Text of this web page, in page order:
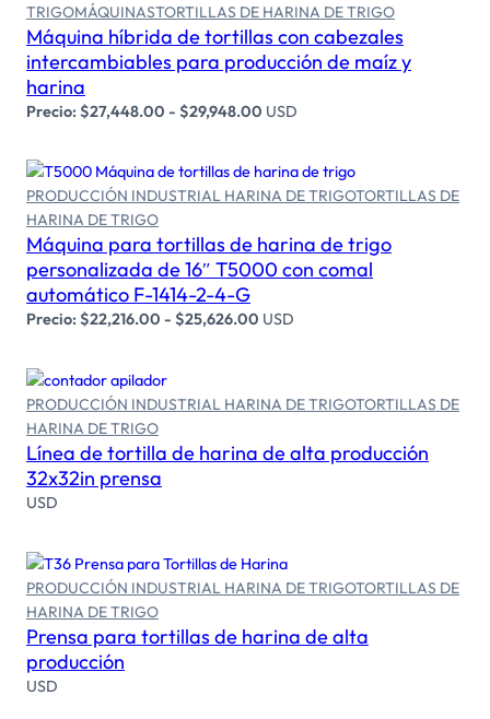
TRIGOMÁQUINASTORTILLAS DE HARINA DE TRIGO
Máquina híbrida de tortillas con cabezales
intercambiables para producción de maíz y
harina
Precio:$27,448.00 - $29,948.00 USD
Seleccionar opciones
PRODUCCIÓN INDUSTRIAL HARINA DE TRIGOTORTILLAS DE
HARINA DE TRIGO
Máquina para tortillas de harina de trigo
personalizada de 16″ T5000 con comal
automático F-1414-2-4-G
Precio:$22,216.00 - $25,626.00 USD
PRODUCCIÓN INDUSTRIAL HARINA DE TRIGOTORTILLAS DE
HARINA DE TRIGO
Línea de tortilla de harina de alta producción
32x32in prensa
USD
PRODUCCIÓN INDUSTRIAL HARINA DE TRIGOTORTILLAS DE
HARINA DE TRIGO
Prensa para tortillas de harina de alta
producción
USD